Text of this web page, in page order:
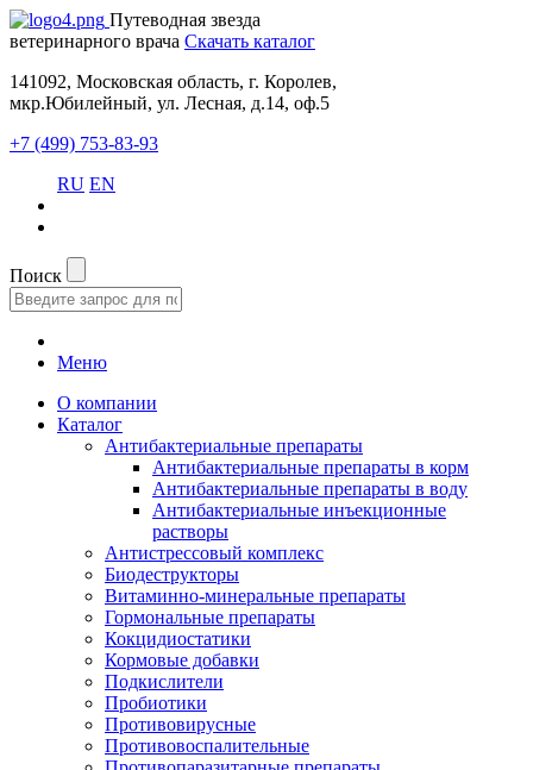
Путеводная звезда
ветеринарного врача Скачать каталог
141092, Московская область, г. Королев,
мкр.Юбилейный, ул. Лесная, д.14, оф.5
+7 (499) 753-83-93
RU EN
Поиск
Меню
О компании
Каталог
Антибактериальные препараты
Антибактериальные препараты в корм
Антибактериальные препараты в воду
Антибактериальные инъекционные
растворы
Антистрессовый комплекс
Биодеструкторы
Витаминно-минеральные препараты
Гормональные препараты
Кокцидиостатики
Кормовые добавки
Подкислители
Пробиотики
Противовирусные
Противовоспалительные